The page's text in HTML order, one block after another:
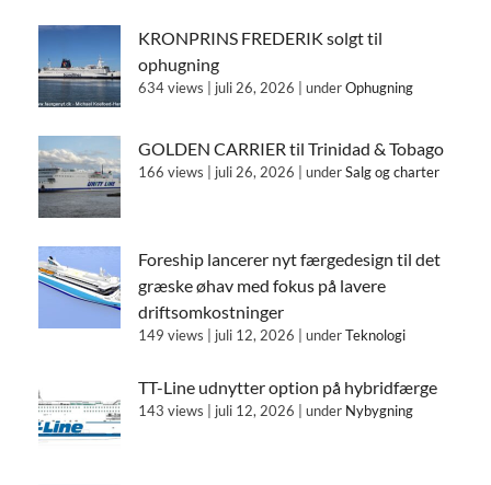
KRONPRINS FREDERIK solgt til
ophugning
634 views juli 26, 2026 underOphugning
GOLDEN CARRIER til Trinidad & Tobago
166 views juli 26, 2026 underSalg og charter
Foreship lancerer nyt færgedesign til det
græske øhav med fokus på lavere
driftsomkostninger
149 views juli 12, 2026 underTeknologi
TT-Line udnytter option på hybridfærge
143 views juli 12, 2026 under Nybygning